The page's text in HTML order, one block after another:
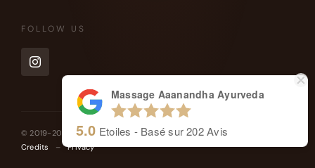
FOLLOW US
© 2019-2026 Massage Aaanandha Ayurveda – Soins – Genève
Credits
–Privacy
Massage Aaanandha Ayurveda
5.0 Etoiles - Basé sur202Avis